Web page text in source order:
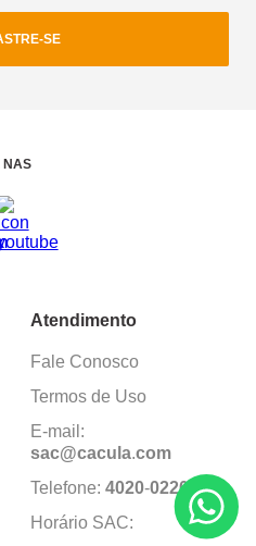
SE
NAS
Atendimento
Fale Conosco
Termos de Uso
E-mail:
sac@cacula.com
Telefone: 4020-0220
Horário SAC: